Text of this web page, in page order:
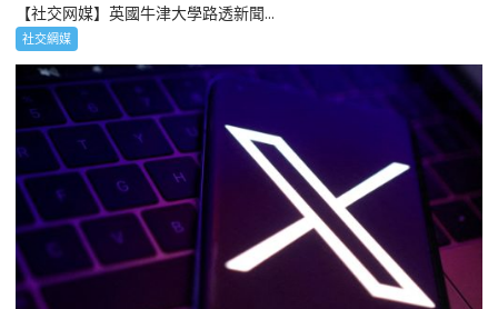
【社交网媒】英國牛津大學路透新聞...
社交網媒